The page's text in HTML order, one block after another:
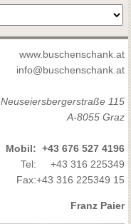
www.buschenschank.at
info@buschenschank.at
Neuseiersbergerstraße 115
A-8055 Graz
Mobil: +43 676 527 4196
Tel:
+43 316 225349
Fax:+43 316 225349 15
Franz Paier